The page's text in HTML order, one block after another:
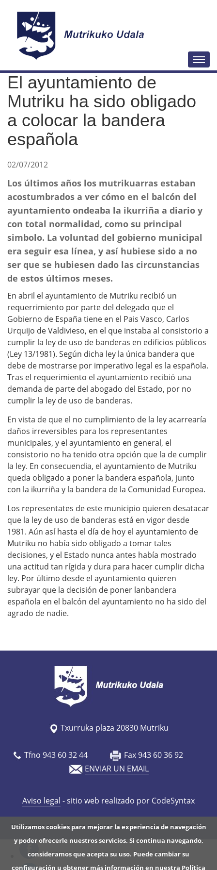
Utilizamos cookies para mejorar la experiencia de navegación
y poder ofrecerle nuestros servicios. Si continua navegando,
consideramos que acepta su uso. Puede cambiar su
configuración u obtener más información en nuestra Política
a
El ayuntamiento de
Mutriku ha sido obligado
a colocar la bandera
española
02/07/2012
Los últimos años los mutrikuarras estaban
acostumbrados a ver cómo en el balcón del
ayuntamiento ondeaba la ikurriña a diario y
con total normalidad, como su principal
simbolo. La voluntad del gobierno municipal
era seguir esa línea, y así hubiese sido a no
ser que se hubiesen dado las circunstancias
de estos últimos meses.
En abril el ayuntamiento de Mutriku recibió un
requerrimiento por parte del delegado que el
Gobierno de España tiene en el Pais Vasco, Carlos
Urquijo de Valdivieso, en el que instaba al consistorio a
cumplir la ley de uso de banderas en edificios públicos
(Ley 13/1981). Según dicha ley la única bandera que
debe de mostrarse por imperativo legal es la española.
Tras el requerimiento el ayuntamiento recibió una
demanda de parte del abogado del Estado, por no
cumplir la ley de uso de banderas.
En vista de que el no cumplimiento de la ley acarrearía
daños irreversibles para los representantes
municipales, y el ayuntamiento en general, el
consistorio no ha tenido otra opción que la de cumplir
la ley. En consecuendia, el ayuntamiento de Mutriku
queda obligado a poner la bandera española, junto
con la ikurriña y la bandera de la Comunidad Europea.
Los representates de este municipio quieren desatacar
que la ley de uso de banderas está en vigor desde
1981. Aún así hasta el día de hoy el ayuntamiento de
Mutriku no había sido obligado a tomar tales
decisiones, y el Estado nunca antes había mostrado
una actitud tan rígida y dura para hacer cumplir dicha
ley. Por último desde el ayuntamiento quieren
subrayar que la decisión de poner lanbandera
española en el balcón del ayuntamiento no ha sido del
agrado de nadie.
Txurruka plaza 20830 Mutriku
Tfno 943 60 32 44
Fax 943 60 36 92
ENVIAR UN EMAIL
Aviso legal - sitio web realizado por CodeSyntax